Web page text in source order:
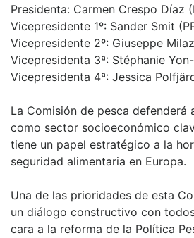
Presidenta: Carmen Crespo Díaz
Vicepresidente 1º: Sander Smit
Vicepresidente 2º: Giuseppe
Vicepresidenta 3ª: Stéphanie
Vicepresidenta 4ª: Jessica
La Comisión de pesca defenderá
como sector socioeconómico
tiene un papel estratégico a la
seguridad alimentaria en Europa.
Una de las prioridades de esta
un diálogo constructivo con
cara a la reforma de la Política